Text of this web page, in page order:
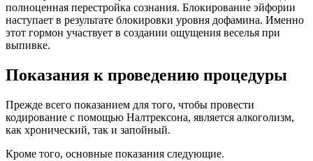
полноценная перестройка сознания. Блокирование эйфории
наступает в результате блокировки уровня дофамина. Именно
этот гормон участвует в создании ощущения веселья при
выпивке.
Показания к проведению процедуры
Прежде всего показанием для того, чтобы провести
кодирование с помощью Налтрексона, является алкоголизм,
как хронический, так и запойный.
Кроме того, основные показания следующие.